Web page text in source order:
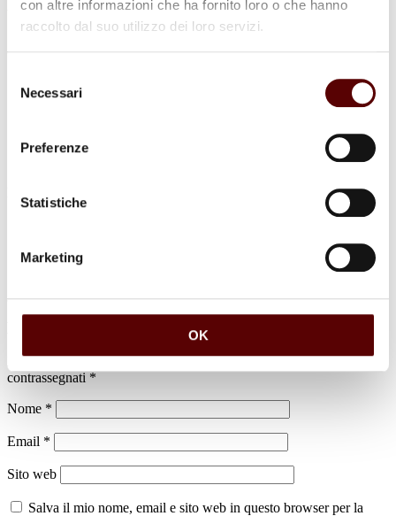
con altre informazioni che ha fornito loro o che hanno
raccolto dal suo utilizzo dei loro servizi.
delNecessari
Preferenze
Statistiche
Marketing
OK
Ved. Sguberti
2 Giugno 1926 - 26 Settembre 2021
Cimitero di Malalbergo
Il tuo indirizzo email non sarà pubblicato. I campi obbligatori sono
contrassegnati *
Nome *
Email *
Sito web
Salva il mio nome, email e sito web in questo browser per la